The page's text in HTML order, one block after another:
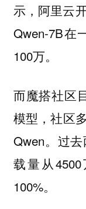
示，阿里云
Qwen-7B在
100万。
而魔搭社区
模型，社区
Qwen。过
载量从
100%。